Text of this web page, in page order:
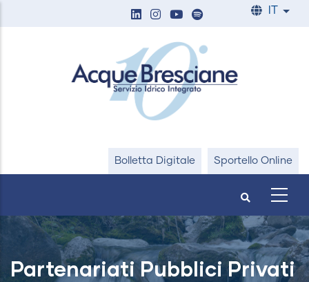
List
Bolletta Digitale Sportello Online
Partenariati Pubblici Privati